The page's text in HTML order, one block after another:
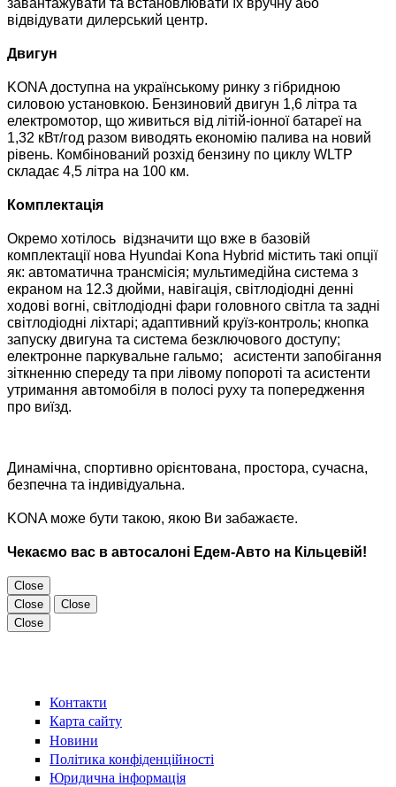
завантажувати та встановлювати їх вручну або
відвідувати дилерський центр.
Двигун
KONA доступна на українському ринку з гібридною
силовою установкою. Бензиновий двигун 1,6 літра та
електромотор, що живиться від літій-іонної батареї на
1,32 кВт/год разом виводять економію палива на новий
рівень. Комбінований розхід бензину по циклу WLTP
складає 4,5 літра на 100 км.
Комплектація
Окремо хотілось відзначити що вже в базовій
комплектації нова Hyundai Kona Hybrid містить такі опції
як: автоматична трансмісія; мультимедійна система з
екраном на 12.3 дюйми, навігація, світлодіодні денні
ходові вогні, світлодіодні фари головного світла та задні
світлодіодні ліхтарі; адаптивний круїз-контроль; кнопка
запуску двигуна та система безключового доступу;
електронне паркувальне гальмо; асистенти запобігання
зіткненню спереду та при лівому попороті та асистенти
утримання автомобіля в полосі руху та попередження
про виїзд.
Динамічна, спортивно орієнтована, простора, сучасна,
безпечна та індивідуальна.
KONA може бути такою, якою Ви забажаєте.
Чекаємо вас в автосалоні Едем-Авто на Кільцевій!
Close
Close
Close
Close
Контакти
Карта сайту
Новини
Політика конфіденційності
Юридична інформація